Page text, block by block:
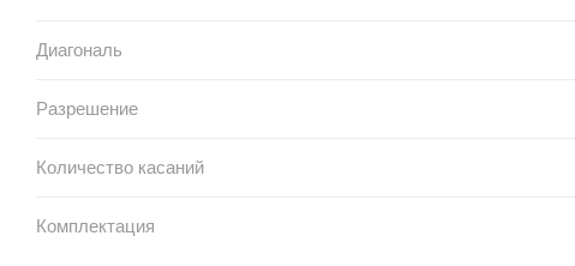
Диагональ
Разрешение
Количество касаний
Комплектация